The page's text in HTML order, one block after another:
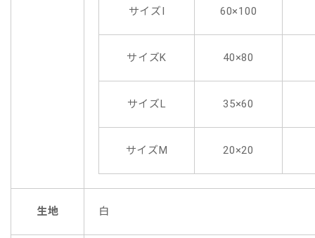
サイズI 60×100
サイズK 40×80
サイズL 35×60
サイズM 20×20
生地 白